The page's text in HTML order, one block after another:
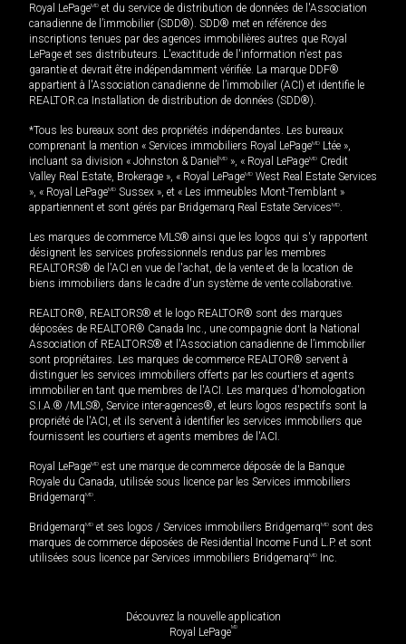
Royal LePageMD et du service de distribution de données de l'Association
canadienne de l’immobilier (SDD®). SDD® met en référence des
inscriptions tenues par des agences immobilières autres que Royal
LePage et ses distributeurs. L'exactitude de l'information n'est pas
garantie et devrait être indépendamment vérifiée. La marque DDF®
appartient à l'Association canadienne de l’immobilier (ACI) et identifie le
REALTOR.ca Installation de distribution de données (SDD®).
*Tous les bureaux sont des propriétés indépendantes. Les bureaux
comprenant la mention « Services immobiliers Royal LePageMD Ltée »,
incluant sa division « Johnston & Daniel MD », « Royal LePageMD Credit
Valley Real Estate, Brokerage », « Royal LePageMD West Real Estate Services
», « Royal LePageMD Sussex », et « Les immeubles Mont-Tremblant »
appartiennent et sont gérés par Bridgemarq Real Estate ServicesMD.
Les marques de commerce MLS® ainsi que les logos qui s'y rapportent
désignent les services professionnels rendus par les membres
REALTORS® de l'ACI en vue de l'achat, de la vente et de la location de
biens immobiliers dans le cadre d'un système de vente collaborative.
REALTOR®, REALTORS® et le logo REALTOR® sont des marques
déposées de REALTOR® Canada Inc., une compagnie dont la National
Association of REALTORS® et l'Association canadienne de l’immobilier
sont propriétaires. Les marques de commerce REALTOR® servent à
distinguer les services immobiliers offerts par les courtiers et agents
immobilier en tant que membres de l'ACI. Les marques d'homologation
S.I.A.® /MLS®, Service inter-agences®, et leurs logos respectifs sont la
propriété de l'ACI, et ils servent à identifier les services immobiliers que
fournissent les courtiers et agents membres de l'ACI.
Royal LePageMD est une marque de commerce déposée de la Banque
Royale du Canada, utilisée sous licence par les Services immobiliers
BridgemarqMD.
BridgemarqMD et ses logos / Services immobiliers BridgemarqMD sont des
marques de commerce déposées de Residential Income Fund L.P. et sont
utilisées sous licence par Services immobiliers BridgemarqMD Inc.
Découvrez la nouvelle application
Royal LePageMD